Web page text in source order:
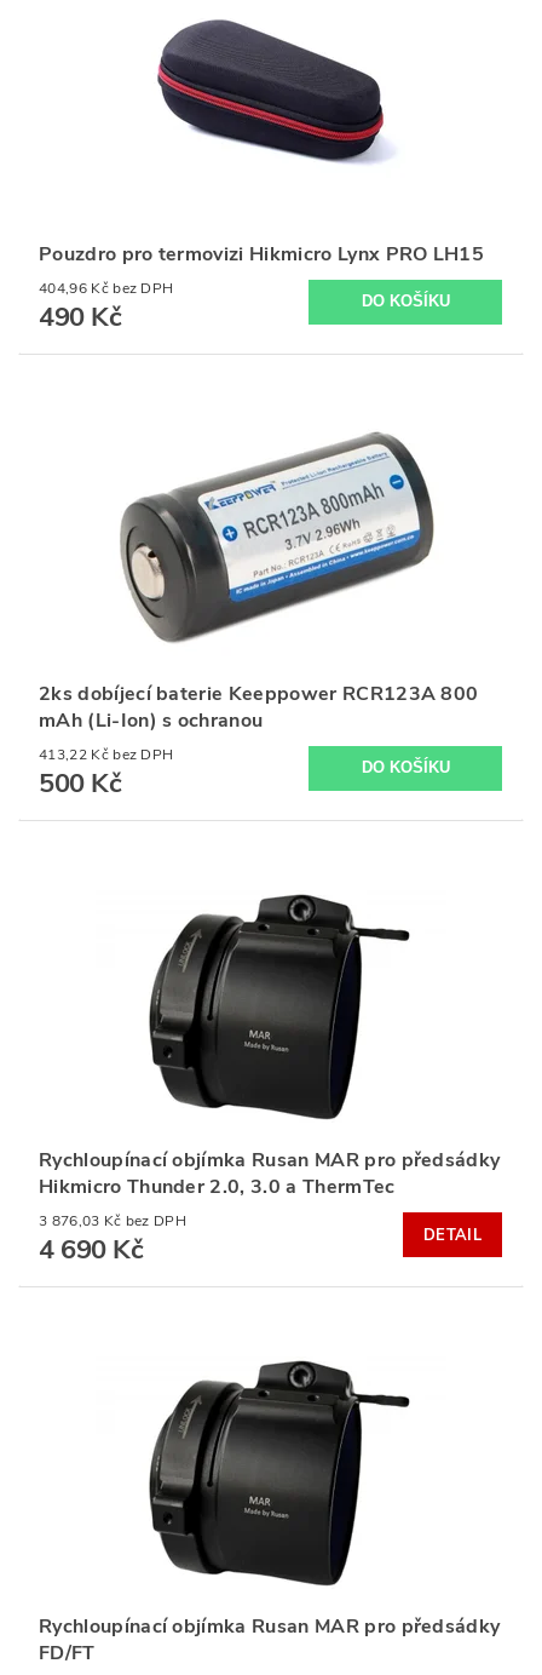
Pouzdro pro termovizi Hikmicro Lynx PRO LH15
404,96 Kč bez DPH
490 Kč
2ks dobíjecí baterie Keeppower RCR123A 800
mAh (Li-Ion) s ochranou
413,22 Kč bez DPH
500 Kč
Rychloupínací objímka Rusan MAR pro předsádky
Hikmicro Thunder 2.0, 3.0 a ThermTec
3 876,03 Kč bez DPH
4 690 Kč DETAIL
Rychloupínací objímka Rusan MAR pro předsádky
FD/FT